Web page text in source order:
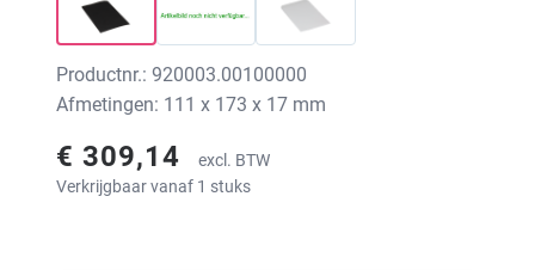
Productnr.: 920003.00100000
Afmetingen: 111 x 173 x 17 mm
€ 309,14
excl. BTW
Verkrijgbaar vanaf 1 stuks